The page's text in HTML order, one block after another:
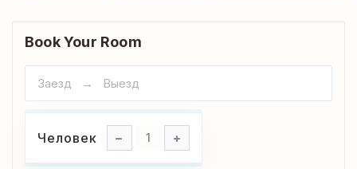
Book Your Room
Человек
Человек